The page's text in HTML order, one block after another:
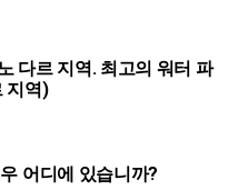
다르 지역. 최고의 워터 파
지역)
어디에 있습니까?